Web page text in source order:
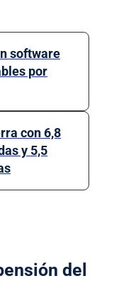
software
por
con 6,8
y 5,5
del